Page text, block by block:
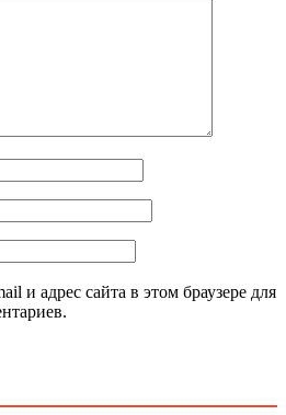
и адрес сайта в этом браузере для